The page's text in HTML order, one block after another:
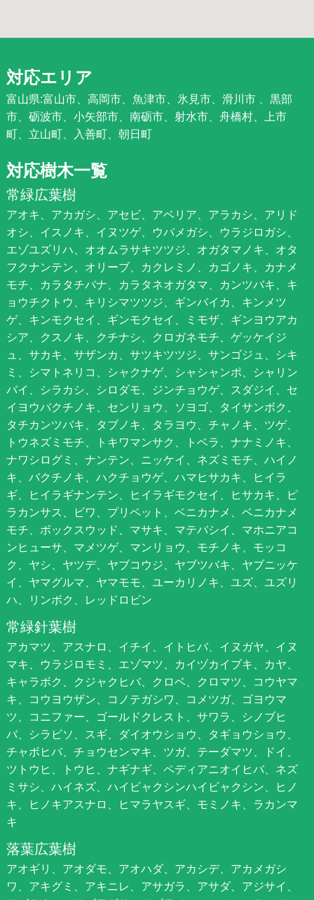
対応エリア
富山県:富山市、高岡市、魚津市、氷見市、滑川市 、黒部
市、砺波市、小矢部市、南砺市、射水市、舟橋村、上市
町、立山町、入善町、朝日町
対応樹木一覧
常緑広葉樹
アオキ、アカガシ、アセビ、アベリア、アラカシ、アリド
オシ、イスノキ、イヌツゲ、ウバメガシ、ウラジロガシ、
エゾユズリハ、オオムラサキツツジ、オガタマノキ、オタ
フクナンテン、オリーブ、カクレミノ、カゴノキ、カナメ
モチ、カラタチバナ、カラタネオガタマ、カンツバキ、キ
ョウチクトウ、キリシマツツジ、ギンバイカ、キンメツ
ゲ、キンモクセイ、ギンモクセイ、ミモザ、ギンヨウアカ
シア、クスノキ、クチナシ、クロガネモチ、ゲッケイジ
ュ、サカキ、サザンカ、サツキツツジ、サンゴジュ、シキ
ミ、シマトネリコ、シャクナゲ、シャシャンポ、シャリン
バイ、シラカシ、シロダモ、ジンチョウゲ、スダジイ、セ
イヨウバクチノキ、センリョウ、ソヨゴ、タイサンボク、
タチカンツバキ、タブノキ、タラヨウ、チャノキ、ツゲ、
トウネズミモチ、トキワマンサク、トベラ、ナナミノキ、
ナワシログミ、ナンテン、ニッケイ、ネズミモチ、ハイノ
キ、バクチノキ、ハクチョウゲ、ハマヒサカキ、ヒイラ
ギ、ヒイラギナンテン、ヒイラギモクセイ、ヒサカキ、ピ
ラカンサス、ビワ、プリペット、ベニカナメ、ベニカナメ
モチ、ボックスウッド、マサキ、マテバシイ、マホニアコ
ンヒューサ、マメツゲ、マンリョウ、モチノキ、モッコ
ク、ヤシ、ヤツデ、ヤブコウジ、ヤブツバキ、ヤブニッケ
イ、ヤマグルマ、ヤマモモ、ユーカリノキ、ユズ、ユズリ
ハ、リンボク、レッドロビン
常緑針葉樹
アカマツ、アスナロ、イチイ、イトヒバ、イヌガヤ、イヌ
マキ、ウラジロモミ、エゾマツ、カイヅカイブキ、カヤ、
キャラボク、クジャクヒバ、クロベ、クロマツ、コウヤマ
キ、コウヨウザン、コノテガシワ、コメツガ、ゴヨウマ
ツ、コニファー、ゴールドクレスト、サワラ、シノブヒ
バ、シラビソ、スギ、ダイオウショウ、タギョウショウ、
チャボヒバ、チョウセンマキ、ツガ、テーダマツ、ドイ、
ツトウヒ、トウヒ、ナギナギ、ペディアニオイヒバ、ネズ
ミサシ、ハイネズ、ハイビャクシンハイビャクシン、ヒノ
キ、ヒノキアスナロ、ヒマラヤスギ、モミノキ、ラカンマ
キ
落葉広葉樹
アオギリ、アオダモ、アオハダ、アカシデ、アカメガシ
ワ、アキグミ、アキニレ、アサガラ、アサダ、アジサイ、